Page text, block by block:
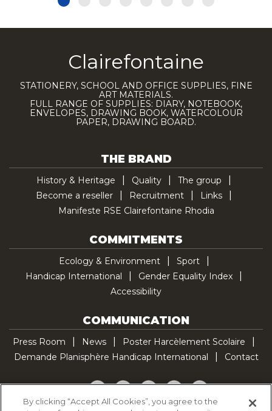
Clairefontaine
STATIONERY, SCHOOL AND OFFICE SUPPLIES, FINE
ART MATERIALS.
FULL RANGE OF SUPPLIES: DIARY, NOTEBOOK,
ENVELOPES, DRAWING BOOK, WATERCOLOUR
PAPER, DRAWING BOARD.
THE BRAND
History & Heritage Quality
The group
Become a reseller
Recruitment
Links
Manifeste RSE Clairefontaine Rhodia
COMMITMENTS
Ecology & Environment
Sport
Handicap International
Gender Equality Index
Accessibility
COMMUNICATION
Press Room News
Poster Harcèlement Scolaire
Demande Planisphère Handicap International
Contact
Facebook
TwitterYouTubePinterestTikTok
By clicking “Accept All Cookies”, you agree to the